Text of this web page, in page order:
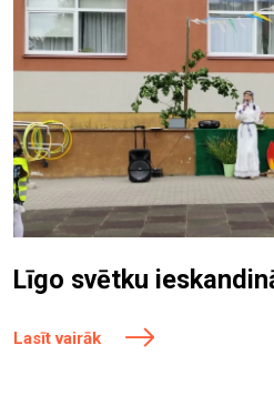
Līgo svētku
Lasīt vairāk